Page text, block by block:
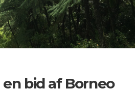
en bid af Borneo